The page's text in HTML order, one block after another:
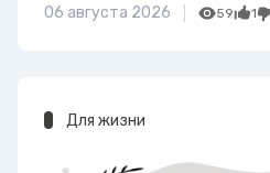
06 августа 2026 59 1
Для жизни